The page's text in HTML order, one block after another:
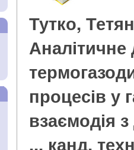
Тутко,
процесів у
взаємодія
... канд.